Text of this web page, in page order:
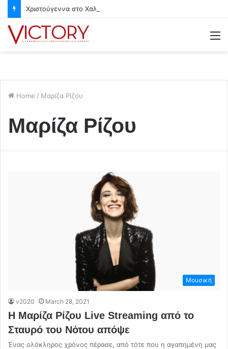
Home / Μαρίζα Ρίζου
Μαρίζα Ρίζου
Μουσική
v2020 March 28, 2021
Η Μαρίζα Ρίζου Live Streaming από το
Σταυρό του Νότου απόψε
Ένας ολόκληρος χρόνος πέρασε, από τότε που η αγαπημένη μας